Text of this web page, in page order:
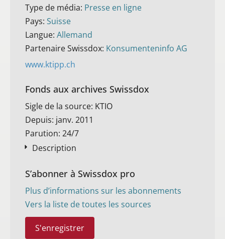
Type de média: Presse en ligne
Pays: Suisse
Langue: Allemand
Partenaire Swissdox: Konsumenteninfo AG
www.ktipp.ch
Fonds aux archives Swissdox
Sigle de la source: KTIO
Depuis: janv. 2011
Parution: 24/7
Description
S’abonner à Swissdox pro
Plus d’informations sur les abonnements
Vers la liste de toutes les sources
S'enregistrer